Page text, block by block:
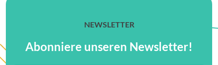
NEWSLETTER
Abonniere unseren Newsletter!